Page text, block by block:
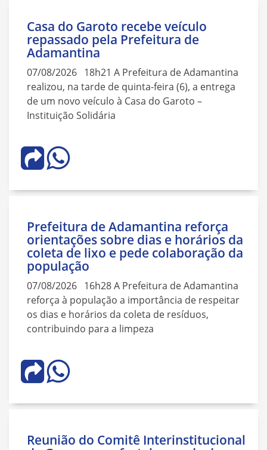
Casa do Garoto recebe veículo
repassado pela Prefeitura de
Adamantina
07/08/2026 18h21 A Prefeitura de Adamantina
realizou, na tarde de quinta-feira (6), a entrega
de um novo veículo à Casa do Garoto –
Instituição Solidária
Prefeitura de Adamantina reforça
orientações sobre dias e horários da
coleta de lixo e pede colaboração da
população
07/08/2026 16h28 A Prefeitura de Adamantina
reforça à população a importância de respeitar
os dias e horários da coleta de resíduos,
contribuindo para a limpeza
Reunião do Comitê Interinstitucional